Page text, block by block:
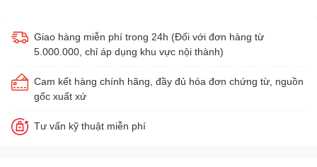
Giao hàng miễn phí trong 24h (Đối với đơn hàng từ
5.000.000, chỉ áp dụng khu vực nội thành)
Cam kết hàng chính hãng, đầy đủ hóa đơn chứng từ, nguồn
gốc xuất xứ
Tư vấn kỹ thuật miễn phí